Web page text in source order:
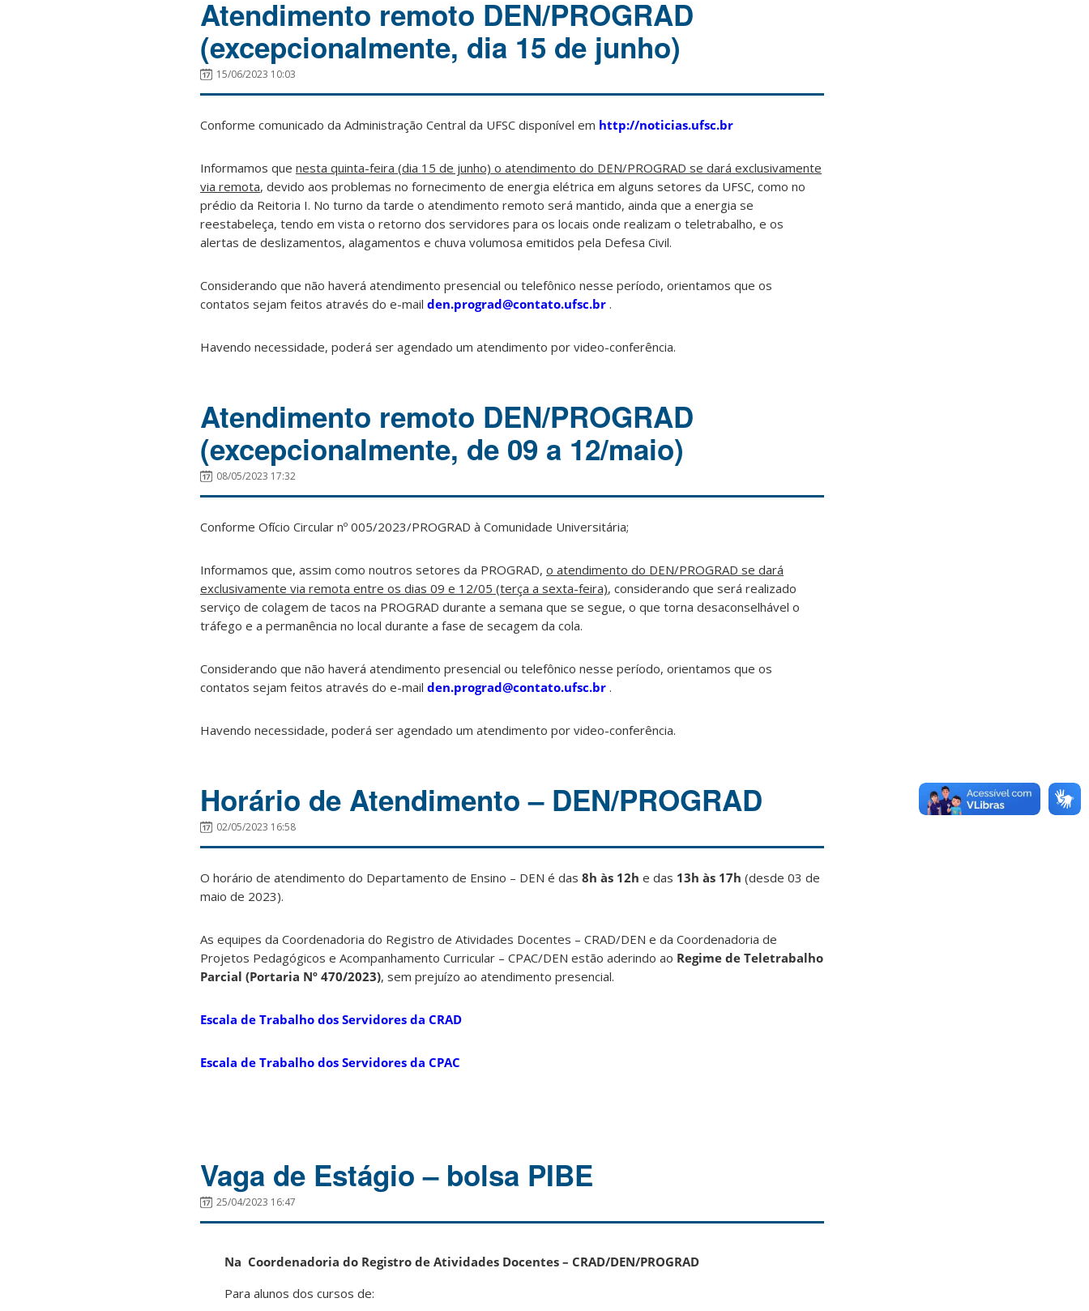
Atendimento remoto DEN/PROGRAD
(excepcionalmente, dia 15 de junho)
15/06/2023 10:03
Conforme comunicado da Administração Central da UFSC disponível em http://noticias.ufsc.br
Informamos que nesta quinta-feira (dia 15 de junho) o atendimento do DEN/PROGRAD se dará exclusivamente
via remota, devido aos problemas no fornecimento de energia elétrica em alguns setores da UFSC, como no
prédio da Reitoria I. No turno da tarde o atendimento remoto será mantido, ainda que a energia se
reestabeleça, tendo em vista o retorno dos servidores para os locais onde realizam o teletrabalho, e os
alertas de deslizamentos, alagamentos e chuva volumosa emitidos pela Defesa Civil.
Considerando que não haverá atendimento presencial ou telefônico nesse período, orientamos que os
contatos sejam feitos através do e-mail den.prograd@contato.ufsc.br .
Havendo necessidade, poderá ser agendado um atendimento por video-conferência.
Atendimento remoto DEN/PROGRAD
(excepcionalmente, de 09 a 12/maio)
08/05/2023 17:32
Conforme Ofício Circular nº 005/2023/PROGRAD à Comunidade Universitária;
Informamos que, assim como noutros setores da PROGRAD, o atendimento do DEN/PROGRAD se dará
exclusivamente via remota entre os dias 09 e 12/05 (terça a sexta-feira), considerando que será realizado
serviço de colagem de tacos na PROGRAD durante a semana que se segue, o que torna desaconselhável o
tráfego e a permanência no local durante a fase de secagem da cola.
Considerando que não haverá atendimento presencial ou telefônico nesse período, orientamos que os
contatos sejam feitos através do e-mail den.prograd@contato.ufsc.br .
Havendo necessidade, poderá ser agendado um atendimento por video-conferência.
Horário de Atendimento – DEN/PROGRAD
02/05/2023 16:58
O horário de atendimento do Departamento de Ensino – DEN é das 8h às 12h e das 13h às 17h (desde 03 de
maio de 2023).
As equipes da Coordenadoria do Registro de Atividades Docentes – CRAD/DEN e da Coordenadoria de
Projetos Pedagógicos e Acompanhamento Curricular – CPAC/DEN estão aderindo ao Regime de Teletrabalho
Parcial (Portaria Nº 470/2023), sem prejuízo ao atendimento presencial.
Escala de Trabalho dos Servidores da CRAD
Escala de Trabalho dos Servidores da CPAC
Vaga de Estágio – bolsa PIBE
25/04/2023 16:47
Na Coordenadoria do Registro de Atividades Docentes – CRAD/DEN/PROGRAD
Para alunos dos cursos de: